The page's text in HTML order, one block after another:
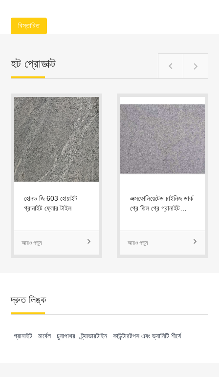
ক্লায়েন্টের সাথে একই দল হিসাবে নিজেদেরকে দেখি এবং ভাল মানের এবং সময়মতো
ডেলিভারির গ্যারান্টি দেওয়ার জন্য মাটিতে তাদের চোখ হিসাবে কাজ করি।
বিস্তারিত
হট প্রোডাক্ট
হোনড জি 603 হোয়াইট
গ্রানাইট ফ্লোর টাইল
আরও পড়ুন 
এক্সফোলিয়েটেড চাইনিজ ডার্ক
গ্রে তিল গ্রে গ্রানাইট
আরও পড়ুন 
দ্রুত লিঙ্ক
গ্রানাইট মার্বেল চুনাপাথর ট্র্যাভারটাইন কাউন্টারটপস এবং ভ্যানিটি শীর্ষে